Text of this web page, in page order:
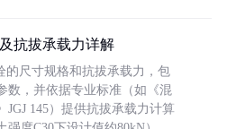
抗拔承载力详解
的尺寸规格和抗拔承载力，包
数，并依据专业标准（如《混
145）提供抗拔承载力计算